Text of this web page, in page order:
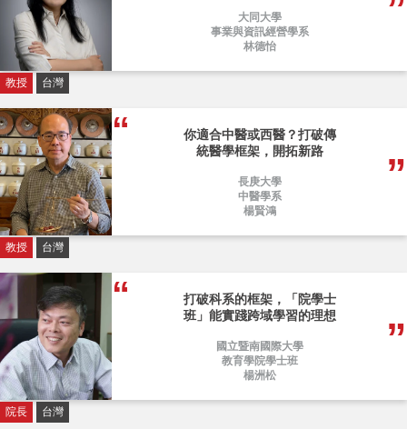
大同大學
事業與資訊經營學系
林德怡
教授 台灣
你適合中醫或西醫？打破傳
統醫學框架，開拓新路
長庚大學
中醫學系
楊賢鴻
教授 台灣
打破科系的框架，「院學士
班」能實踐跨域學習的理想
國立暨南國際大學
教育學院學士班
楊洲松
院長 台灣